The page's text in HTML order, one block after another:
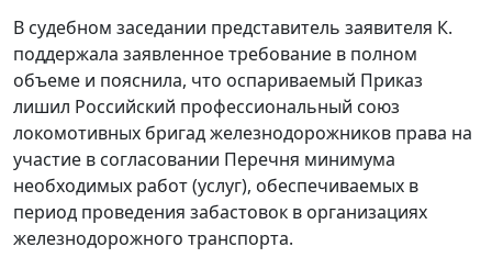
В судебном заседании представитель заявителя К.
поддержала заявленное требование в полном
объеме и пояснила, что оспариваемый Приказ
лишил Российский профессиональный союз
локомотивных бригад железнодорожников права на
участие в согласовании Перечня минимума
необходимых работ (услуг), обеспечиваемых в
период проведения забастовок в организациях
железнодорожного транспорта.